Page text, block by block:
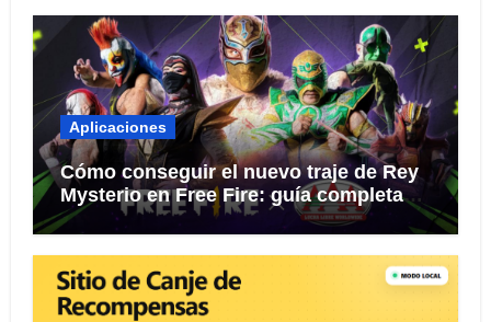
Aplicaciones
Cómo conseguir el nuevo traje de Rey
Mysterio en Free Fire: guía completa
del evento 2026